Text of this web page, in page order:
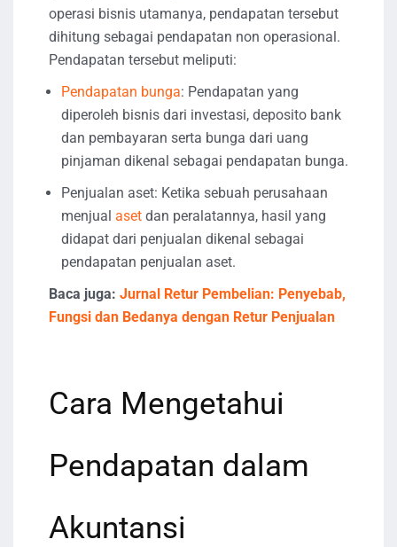
operasi bisnis utamanya, pendapatan tersebut
dihitung sebagai pendapatan non operasional.
Pendapatan tersebut meliputi:
Pendapatan bunga: Pendapatan yang
diperoleh bisnis dari investasi, deposito bank
dan pembayaran serta bunga dari uang
pinjaman dikenal sebagai pendapatan bunga.
Penjualan aset: Ketika sebuah perusahaan
menjual aset dan peralatannya, hasil yang
didapat dari penjualan dikenal sebagai
pendapatan penjualan aset.
Baca juga: Jurnal Retur Pembelian: Penyebab,
Fungsi dan Bedanya dengan Retur Penjualan
Cara Mengetahui
Pendapatan dalam
Akuntansi